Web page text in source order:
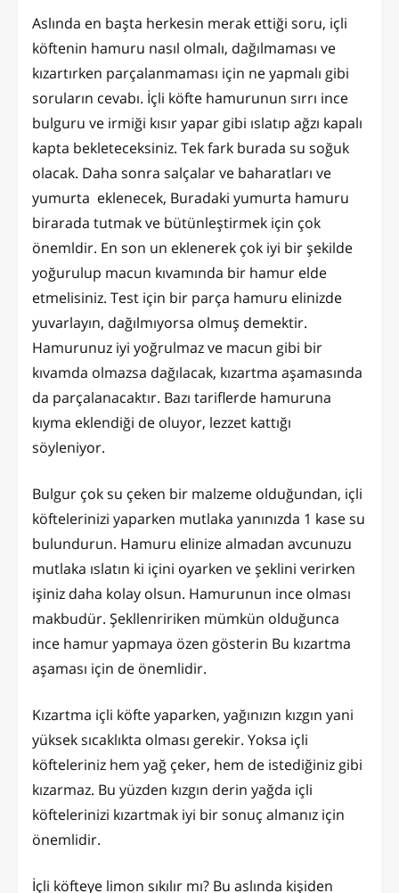
Aslında en başta herkesin merak ettiği soru, içli
köftenin hamuru nasıl olmalı, dağılmaması ve
kızartırken parçalanmaması için ne yapmalı gibi
soruların cevabı. İçli köfte hamurunun sırrı ince
bulguru ve irmiği kısır yapar gibi ıslatıp ağzı kapalı
kapta bekleteceksiniz. Tek fark burada su soğuk
olacak. Daha sonra salçalar ve baharatları ve
yumurta eklenecek, Buradaki yumurta hamuru
birarada tutmak ve bütünleştirmek için çok
önemldir. En son un eklenerek çok iyi bir şekilde
yoğurulup macun kıvamında bir hamur elde
etmelisiniz. Test için bir parça hamuru elinizde
yuvarlayın, dağılmıyorsa olmuş demektir.
Hamurunuz iyi yoğrulmaz ve macun gibi bir
kıvamda olmazsa dağılacak, kızartma aşamasında
da parçalanacaktır. Bazı tariflerde hamuruna
kıyma eklendiği de oluyor, lezzet kattığı
söyleniyor.
Bulgur çok su çeken bir malzeme olduğundan, içli
köftelerinizi yaparken mutlaka yanınızda 1 kase su
bulundurun. Hamuru elinize almadan avcunuzu
mutlaka ıslatın ki içini oyarken ve şeklini verirken
işiniz daha kolay olsun. Hamurunun ince olması
makbudür. Şekllenririken mümkün olduğunca
ince hamur yapmaya özen gösterin Bu kızartma
aşaması için de önemlidir.
Kızartma içli köfte yaparken, yağınızın kızgın yani
yüksek sıcaklıkta olması gerekir. Yoksa içli
köfteleriniz hem yağ çeker, hem de istediğiniz gibi
kızarmaz. Bu yüzden kızgın derin yağda içli
köftelerinizi kızartmak iyi bir sonuç almanız için
önemlidir.
İçli köfteye limon sıkılır mı? Bu aslında kişiden